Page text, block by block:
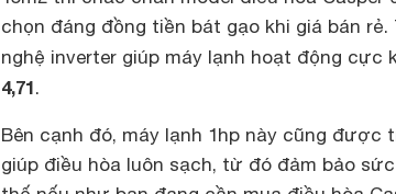
chọn đáng đồng tiền bát gạo khi giá bán
nghệ inverter giúp máy lạnh hoạt động cực
4,71.
Bên cạnh đó, máy lạnh 1hp này cũng
giúp điều hòa luôn sạch, từ đó đảm bảo